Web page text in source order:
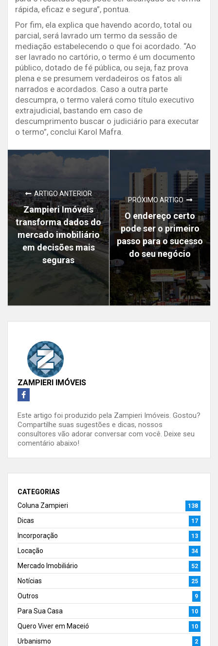
rápida, eficaz e segura”, pontua.
Por fim, ela explica que havendo acordo, total ou
parcial, será lavrado um termo da sessão de
mediação estabelecendo o que foi acordado. “Ao
ser lavrado no cartório, o termo é um documento
público, dotado de fé pública, ou seja, faz prova
plena e se presumem verdadeiros os fatos ali
narrados e acordados. Caso a outra parte
descumpra, o termo valerá como título executivo
extrajudicial, bastando em caso de
descumprimento buscar o judiciário para executar
o termo”, conclui Karol Mafra.
ARTIGO ANTERIOR
Zampieri Imóveis
transforma dados do
mercado imobiliário
em decisões mais
seguras
PRÓXIMO ARTIGO
O endereço certo
pode ser o primeiro
passo para o sucesso
do seu negócio
ZAMPIERI IMÓVEIS
Este artigo foi produzido pela Zampieri Imóveis. Gostou?
Compartilhe suas sugestões e dicas, nossos
consultores vão adorar conversar com você. Deixe seu
comentário abaixo!
CATEGORIAS
Coluna Zampieri
138
Dicas 17
Incorporação 13
Locação 34
Mercado Imobiliário 52
Notícias 25
Outros 9
Para Sua Casa 10
Quero Viver em Maceió 10
Urbanismo 2